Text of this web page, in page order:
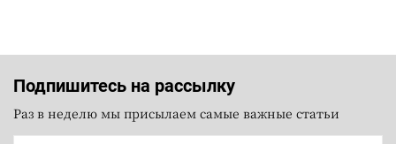
Подпишитесь на рассылку
Раз в неделю мы присылаем самые важные статьи